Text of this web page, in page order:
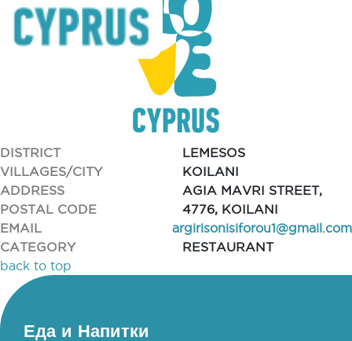
DISTRICT
LEMESOS
VILLAGES/CITY
KOILANI
ADDRESS
AGIA MAVRI STREET,
POSTAL CODE
4776, KOILANI
EMAIL
argirisonisiforou1@gmail.com
CATEGORY
RESTAURANT
back to top
Еда и Напитки